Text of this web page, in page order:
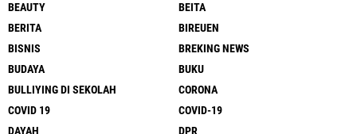
BEAUTY
BEITA
BERITA
BIREUEN
BISNIS
BREKING NEWS
BUDAYA
BUKU
BULLIYING DI SEKOLAH
CORONA
COVID 19
COVID-19
DAYAH
DPR